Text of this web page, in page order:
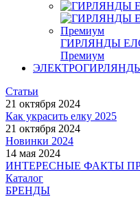
ГИРЛЯНДЫ
Премиум
Статьи
21 октября 2024
Как украсить елку 2025
21 октября 2024
Новинки 2024
14 мая 2024
ИНТЕРЕСНЫЕ ФАКТЫ
Каталог
БРЕНДЫ